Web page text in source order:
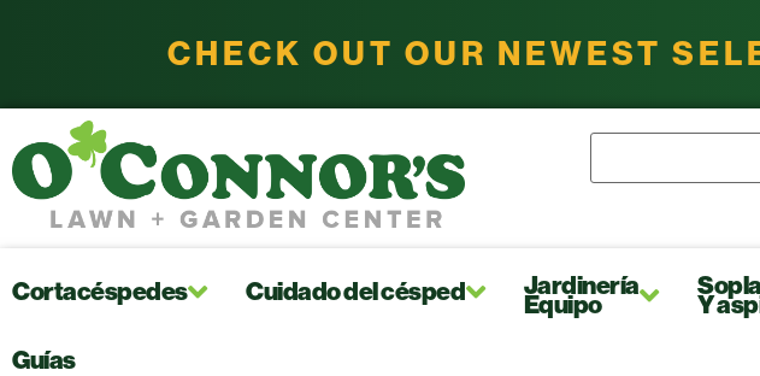
CHECK OUT OUR NEWEST
Cortacéspedes Cuidado del césped Jardinería
Equipo Y
Guías